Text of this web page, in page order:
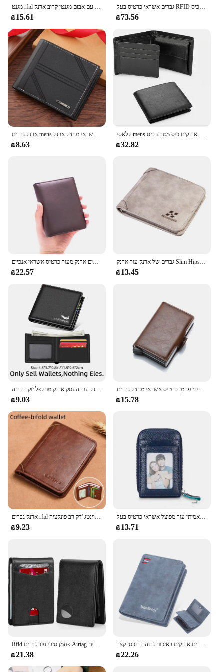
מגנט rfid חוסם כרטיס אשראי עבור גברים יוניסקס ארנקים מעור יוניסקס עם אבזם מגנטי קרוב ארנק pu קטן יותר
₪15.61
גברים אשראי כרטיס בעל RFID חסימת מיקרופייבר עור מגנטי סגירת צצים כרטיס ארנק עם מזהה חלון מטבע כיס
₪73.56
ארנק גברים mens קצר אופנה אופנה, עור אופקי רך ארנק כרטיס אשראי מחזיק ארנק
₪8.63
קלאסי mens ארנקי עור שחור ארנקי כרטיסי אשראי רכים מוצקים רפיד חוסם ארנקים כיס מטבע כיס
₪32.82
₪22.57
גברים של ארנק עור ארנק Slim Hipster עור פרה כרטיס אשראי/מזהה מחזיקי מוסיף מטבע ארנקי יוקרה עסקים מתקפל ארנק
₪13.45
₪9.03
כסף סיבי פחמן כרטיס אשראי מחזיק גברים rfid pu מעור ארנק גברים ארנק כסף זהב pu
₪15.78
₪9.23
גברים של ארנק אמיתי עור מפוצל אשראי כרטיס בעל Rfid חסימת רוכסן כיס גברים תיק רב כרטיס רוכסן
₪13.71
₪21.38 ₪22.26